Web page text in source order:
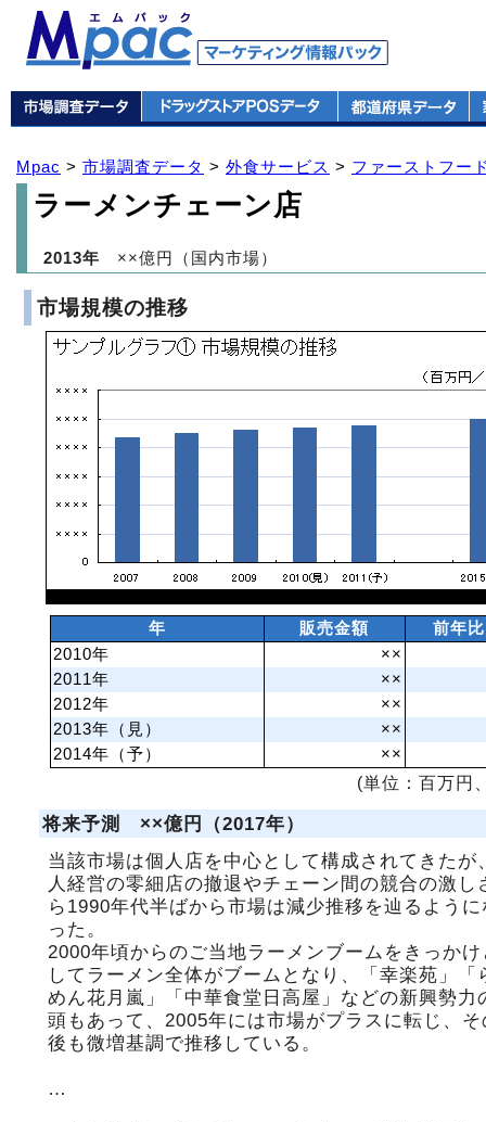
Mpac > 市場調査データ > 外食サービス > ファーストフー
ラーメンチェーン店
2013年 ××億円（国内市場）
市場規模の推移
年 販売金額
前年比
2010年
××
2011年
××
2012年
××
2013年（見）
××
2014年（予）
××
(単位：百万円
将来予測 ××億円（2017年）
当該市場は個人店を中心として構成されてきたが
人経営の零細店の撤退やチェーン間の競合の激し
ら1990年代半ばから市場は減少推移を辿るように
った。
2000年頃からのご当地ラーメンブームをきっかけ
してラーメン全体がブームとなり、「幸楽苑」「
めん花月嵐」「中華食堂日高屋」などの新興勢力
頭もあって、2005年には市場がプラスに転じ、そ
後も微増基調で推移している。
…